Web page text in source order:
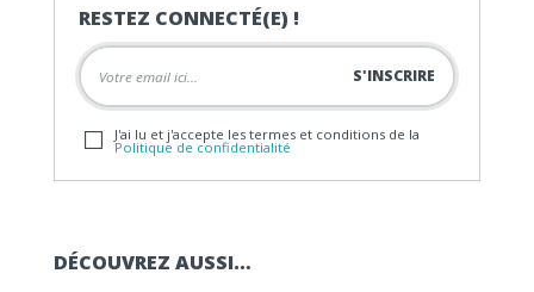
RESTEZ CONNECTÉ(E) !
J'ai lu et j'accepte les termes et conditions de la
Politique de confidentialité
DÉCOUVREZ AUSSI…